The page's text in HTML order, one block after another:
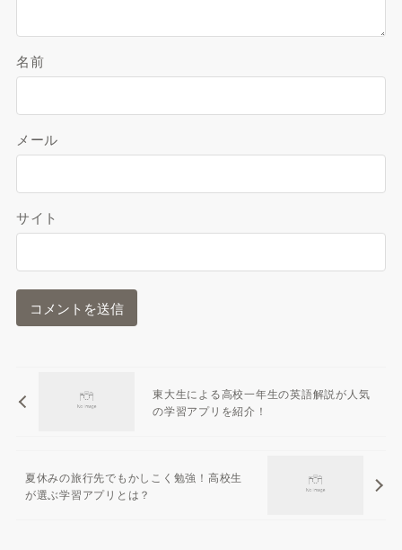
名前
メール
サイト
東大生による高校一年生の英語解説が人気
の学習アプリを紹介！
夏休みの旅行先でもかしこく勉強！高校生
が選ぶ学習アプリとは？